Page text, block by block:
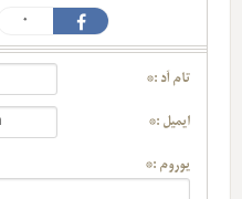
0
تام آد :*
ایمیل :*
یوروم :*